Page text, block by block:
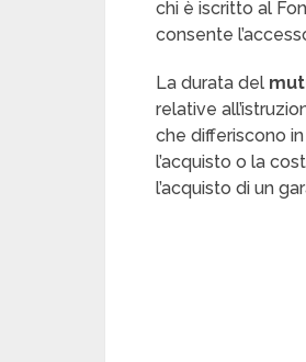
chi è iscritto al
consente
La durata del
relative
che differiscono
l’acquisto o la
l’acquisto di un